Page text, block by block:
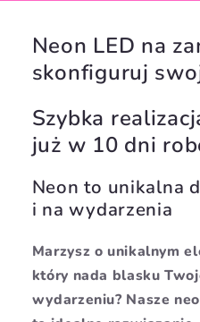
Neon LED na
skonfiguruj
Szybka
już w 10 dni
Neon to unikalna
i na wydarzenia
Marzysz o unikalnym
który nada blasku
wydarzeniu? Nasze